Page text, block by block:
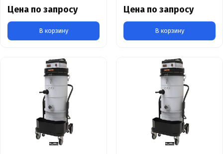
Цена по запросу
В корзину
Цена по запросу
В корзину